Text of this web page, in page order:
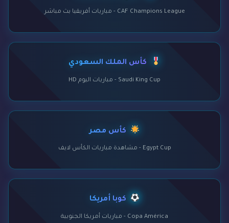
CAF Champions League - مباريات أفريقيا بث مباشر
كأس الملك السعودي
Saudi King Cup - مباريات اليوم HD
كأس مصر
Egypt Cup - مشاهدة مباريات الكأس لايف
كوبا أمريكا
Copa América - مباريات أمريكا الجنوبية